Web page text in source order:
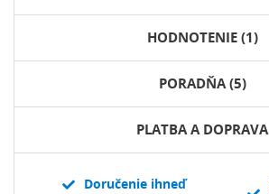
HODNOTENIE (1)
PORADŇA (5)
PLATBA A DOPRAVA
Doručenie ihneď